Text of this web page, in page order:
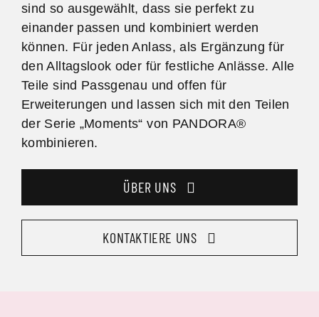
sind so ausgewählt, dass sie perfekt zu
einander passen und kombiniert werden
können. Für jeden Anlass, als Ergänzung für
den Alltagslook oder für festliche Anlässe. Alle
Teile sind Passgenau und offen für
Erweiterungen und lassen sich mit den Teilen
der Serie „Moments“ von PANDORA®
kombinieren.
ÜBER UNS
KONTAKTIERE UNS